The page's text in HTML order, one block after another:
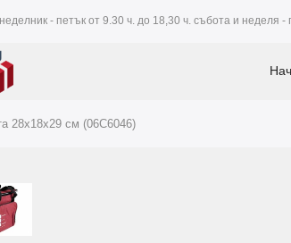
- петък от 9.30 ч. до 18,30 ч. събота и неделя -
28х18х29 см (06C6046)